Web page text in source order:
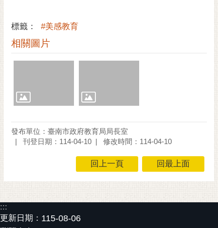
標籤： #美感教育
相關圖片
發布單位：臺南市政府教育局局長室
刊登日期：114-04-10
修改時間：114-04-10
回上一頁 回最上面
:::
更新日期： 115-08-06